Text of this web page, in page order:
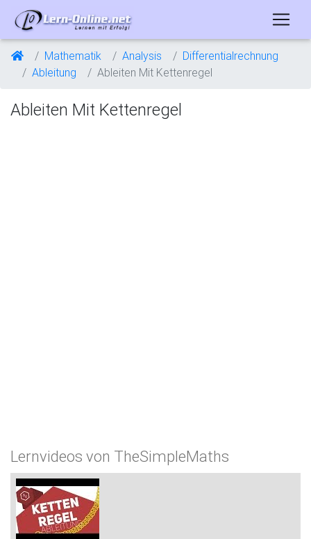
Mathematik Analysis
Differentialrechnung
Ableitung
Ableiten Mit Kettenregel
Ableiten Mit Kettenregel
Lernvideos von TheSimpleMaths